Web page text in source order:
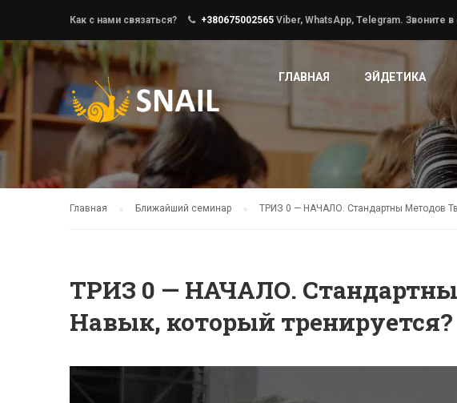
Как с нами связаться? +380675002565 Viber, WhatsApp, Telegram. Звоните
ГЛАВНАЯ ЭЙДЕТИКА
Главная Ближайший семинар ТРИЗ 0 — НАЧАЛО. Стандартны Методов
ТРИЗ 0 — НАЧАЛО. Стандартны
Навык, который тренируется?